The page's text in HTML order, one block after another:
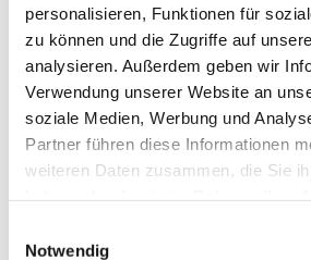
personalisieren, Funktionen für
zu können und die Zugriffe auf
analysieren. Außerdem geben wir
Verwendung unserer Website an
soziale Medien, Werbung und
Partner führen diese Informationen
weiteren Daten zusammen, die Sie
Notwendig